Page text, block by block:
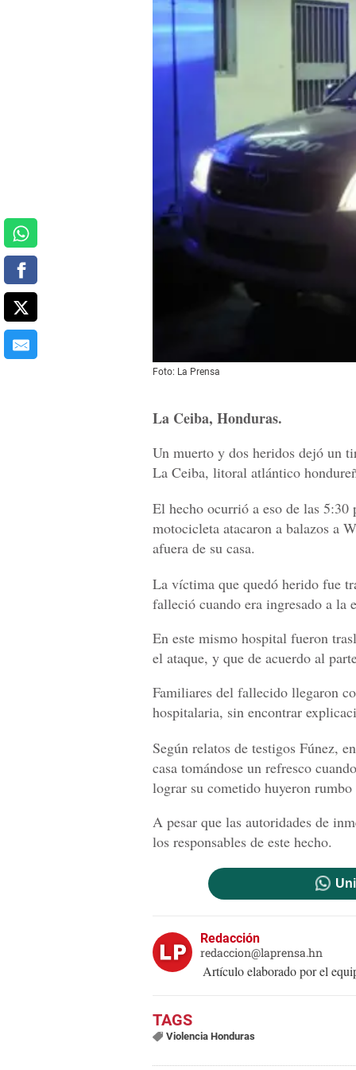
Foto: La Prensa
La Ceiba, Honduras.
Un muerto y dos heridos dejó un
La Ceiba, litoral atlántico
El hecho ocurrió a eso de las 5:30
motocicleta atacaron a balazos a
afuera de su casa.
La víctima que quedó herido fue
falleció cuando era ingresado a la
En este mismo hospital fueron
el ataque, y que de acuerdo al
Familiares del fallecido llegaron
hospitalaria, sin encontrar
Según relatos de testigos Fúnez,
casa tomándose un refresco
lograr su cometido huyeron rumbo
A pesar que las autoridades de
los responsables de este hecho.
Redacción
redaccion@laprensa.hn
Artículo elaborado por el
Violencia Honduras